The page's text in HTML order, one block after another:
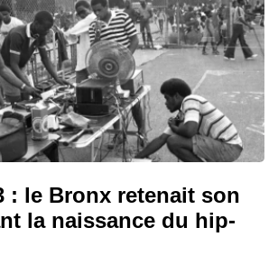
: le Bronx retenait son
la naissance du hip-